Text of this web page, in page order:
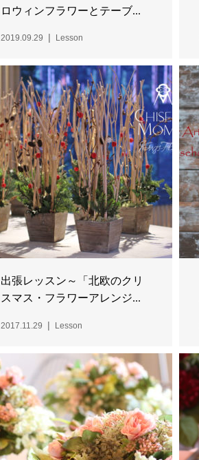
ロウィンフラワーとテーブ...
2019.09.29 Lesson
出張レッスン～「北欧のクリ
スマス・フラワーアレンジ...
2017.11.29 Lesson